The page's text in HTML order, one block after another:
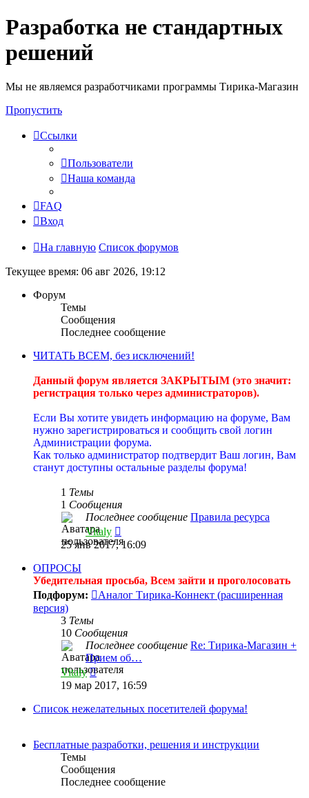
Разработка не стандартных
решений
Мы не являемся разработчиками программы Тирика-Магазин
Пропустить
Ссылки
Пользователи
Наша команда
FAQ
Вход
На главную Список форумов
Текущее время: 06 авг 2026, 19:12
Форум
Темы
Сообщения
Последнее сообщение
ЧИТАТЬ ВСЕМ, без исключений!
Данный форум является ЗАКРЫТЫМ (это значит:
регистрация только через администраторов).
Если Вы хотите увидеть информацию на форуме, Вам
нужно зарегистрироваться и сообщить свой логин
Администрации форума.
Как только администратор подтвердит Ваш логин, Вам
станут доступны остальные разделы форума!
1 Темы
1 Сообщения
Последнее сообщение Правила ресурса
Vitaly
к
25 янв 2017, 16:09
ОПРОСЫ
Убедительная просьба, Всем зайти и проголосовать
Подфорум:
Аналог Тирика-Коннект (расширенная
версия)
3 Темы
10 Сообщения
Последнее сообщение Re: Тирика-Магазин +
Прием об…
Vitaly
Перейти
к
последнему
сообщению
19 мар 2017, 16:59
Список нежелательных посетителей форума!
Бесплатные разработки, решения и инструкции
Темы
Сообщения
Последнее сообщение